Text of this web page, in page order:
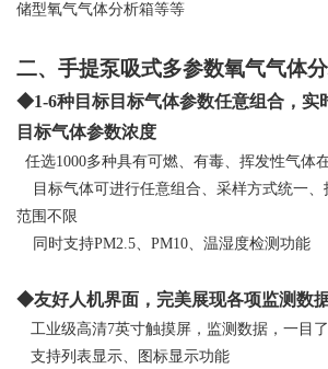
储型氧气气体分析箱等等
二、手提泵吸式多参数氧气气体
◆1-6种目标目标气体参数任意组合，实
目标气体参数浓度
任选1000多种具有可燃、有毒、挥发性气体
目标气体可进行任意组合、采样方式统一
范围不限
同时支持PM2.5、PM10、温湿度检测功能
◆友好人机界面，完美展现各项监测数
工业级高清7英寸触摸屏，监测数据，一目
支持列表显示、图标显示功能